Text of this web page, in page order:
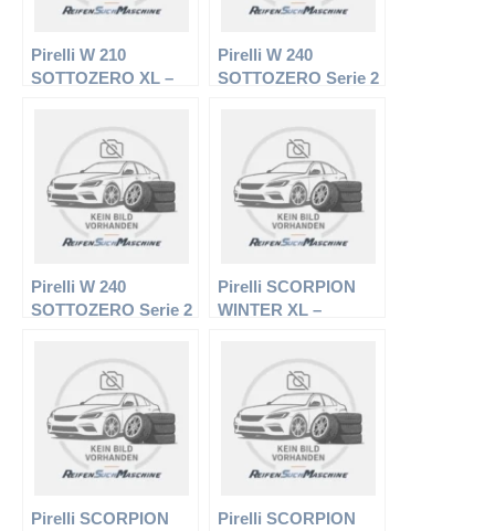
Pirelli W 210
SOTTOZERO XL –
Winterreifen
Pirelli W 240
SOTTOZERO Serie 2
Winterreifen
Pirelli W 240
SOTTOZERO Serie 2
Winterreifen
Pirelli SCORPION
WINTER XL –
Winterreifen
Pirelli SCORPION
Pirelli SCORPION